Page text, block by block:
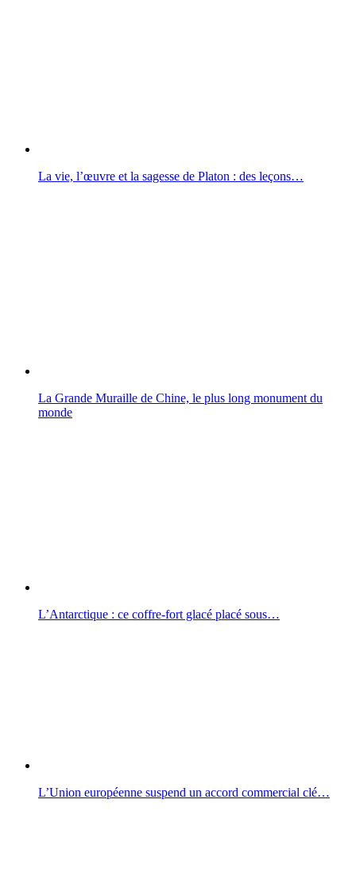
La vie, l’œuvre et la sagesse de Platon : des leçons…
La Grande Muraille de Chine, le plus long monument du
monde
L’Antarctique : ce coffre-fort glacé placé sous…
L’Union européenne suspend un accord commercial clé…